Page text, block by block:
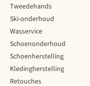
Tweedehands
Ski-onderhoud
Wasservice
Schoenonderhoud
Schoenherstelling
Kledingherstelling
Retouches